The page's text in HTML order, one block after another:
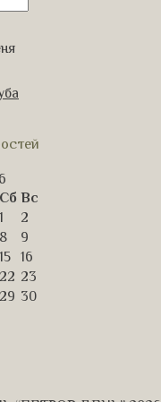
Сб Вс
1
2
8
9
15
16
22 23
29 30